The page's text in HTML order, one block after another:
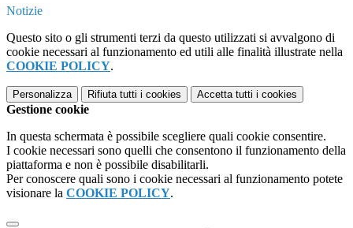
Notizie
Questo sito o gli strumenti terzi da questo utilizzati si avvalgono di
cookie necessari al funzionamento ed utili alle finalità illustrate nella
COOKIE POLICY.
Personalizza Rifiuta tutti i cookies Accetta tutti i cookies
Gestione cookie
In questa schermata è possibile scegliere quali cookie consentire.
I cookie necessari sono quelli che consentono il funzionamento della
piattaforma e non è possibile disabilitarli.
Per conoscere quali sono i cookie necessari al funzionamento potete
visionare la COOKIE POLICY.